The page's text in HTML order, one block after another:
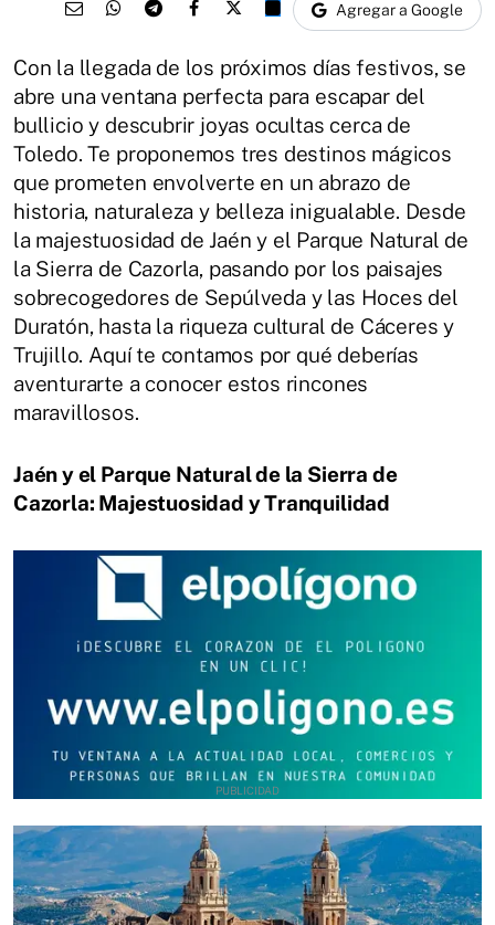
Agregar a Google
Con la llegada de los próximos días festivos, se
abre una ventana perfecta para escapar del
bullicio y descubrir joyas ocultas cerca de
Toledo. Te proponemos tres destinos mágicos
que prometen envolverte en un abrazo de
historia, naturaleza y belleza inigualable. Desde
la majestuosidad de Jaén y el Parque Natural de
la Sierra de Cazorla, pasando por los paisajes
sobrecogedores de Sepúlveda y las Hoces del
Duratón, hasta la riqueza cultural de Cáceres y
Trujillo. Aquí te contamos por qué deberías
aventurarte a conocer estos rincones
maravillosos.
Jaén y el Parque Natural de la Sierra de
Cazorla: Majestuosidad y Tranquilidad